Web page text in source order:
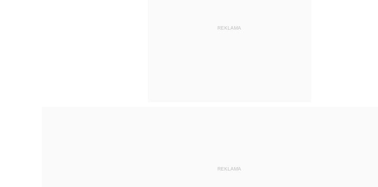
REKLAMA
REKLAMA